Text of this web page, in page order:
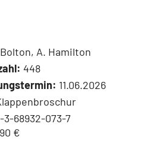
Bolton, A. Hamilton
448
11.06.2026
3-68932-073-7
€